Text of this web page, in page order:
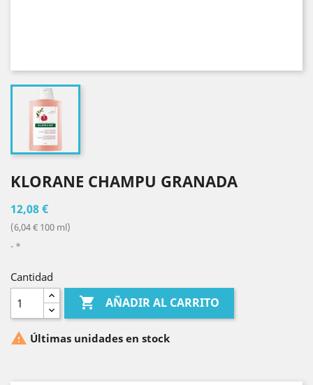
KLORANE CHAMPU GRANADA
12,08 €
(6,04 € 100 ml)
*
Cantidad
 AÑADIR AL CARRITO
 Últimas unidades en stock